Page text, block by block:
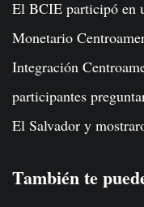
El BCIE participó en
Monetario
Integración
participantes
El Salvador y
También te